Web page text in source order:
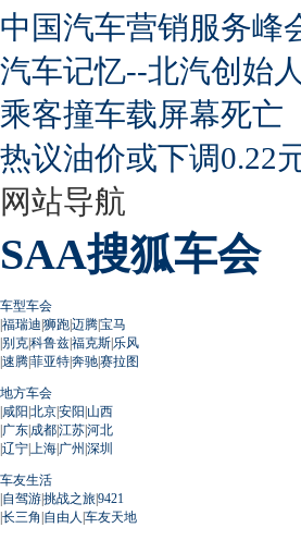
中国汽车营销服务峰
汽车记忆--北汽创始人
乘客撞车载屏幕死亡
热议油价或下调0.22
网站导航
SAA搜狐车会
车型车会
|福瑞迪|狮跑|迈腾|宝马
|别克|科鲁兹|福克斯|乐风
|速腾|菲亚特|奔驰|赛拉图
地方车会
|咸阳|北京|安阳|山西
|广东|成都|江苏|河北
|辽宁| 上海|广州 |深圳
车友生活
|自驾游|挑战之旅|9421
|长三角 |自由人 |车友天地